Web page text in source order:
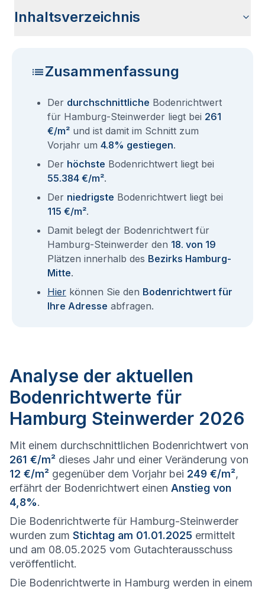
Inhaltsverzeichnis
Zusammenfassung
Der durchschnittliche Bodenrichtwert
für Hamburg-Steinwerder liegt bei 261
€/m² und ist damit im Schnitt zum
Vorjahr um 4.8% gestiegen.
Der höchste Bodenrichtwert liegt bei
55.384 €/m².
Der niedrigste Bodenrichtwert liegt bei
115 €/m².
Damit belegt der Bodenrichtwert für
Hamburg-Steinwerder den 18. von 19
Plätzen innerhalb des Bezirks Hamburg-
Mitte.
Hier können Sie den Bodenrichtwert für
Ihre Adresse abfragen.
Analyse der aktuellen
Bodenrichtwerte für
Hamburg Steinwerder 2026
Mit einem durchschnittlichen Bodenrichtwert von
261 €/m² dieses Jahr und einer Veränderung von
12 €/m² gegenüber dem Vorjahr bei 249 €/m²,
erfährt der Bodenrichtwert einen Anstieg von
4,8%.
Die Bodenrichtwerte für Hamburg-Steinwerder
wurden zum Stichtag am 01.01.2025 ermittelt
und am 08.05.2025 vom Gutachterausschuss
veröffentlicht.
Die Bodenrichtwerte in Hamburg werden in einem